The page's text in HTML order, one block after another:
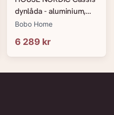
dynlåda - aluminium,
grå, stor
Bobo Home
6 289 kr